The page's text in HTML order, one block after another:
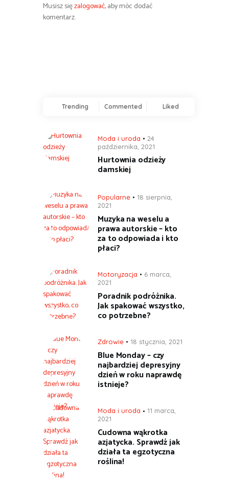
Musisz sięzalogować, aby móc dodać
komentarz.
Trending Commented Liked
Moda i uroda
24
października, 2021
Hurtownia odzieży
damskiej
Popularne
18 sierpnia,
2021
Muzyka na weselu a
prawa autorskie – kto
za to odpowiada i kto
płaci?
Motoryzacja
6 marca,
2021
Poradnik podróżnika.
Jak spakować wszystko,
co potrzebne?
Zdrowie 18 stycznia, 2021
Blue Monday – czy
najbardziej depresyjny
dzień w roku naprawdę
istnieje?
Moda i uroda
11 marca,
2021
Cudowna wąkrotka
azjatycka. Sprawdź jak
działa ta egzotyczna
roślina!